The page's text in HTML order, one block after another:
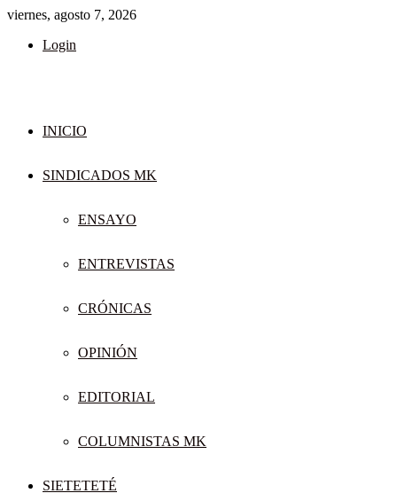
viernes, agosto 7, 2026
Login
INICIO
SINDICADOS MK
ENSAYO
ENTREVISTAS
CRÓNICAS
OPINIÓN
EDITORIAL
COLUMNISTAS MK
SIETETETÉ